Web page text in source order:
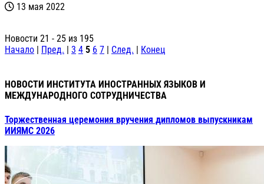
13 мая 2022
Новости 21 - 25 из 195
Начало | Пред. | 3 4 5 6 7 | След. | Конец
НОВОСТИ ИНСТИТУТА ИНОСТРАННЫХ ЯЗЫКОВ И
МЕЖДУНАРОДНОГО СОТРУДНИЧЕСТВА
Торжественная церемония вручения дипломов выпускникам
ИИЯМС 2026